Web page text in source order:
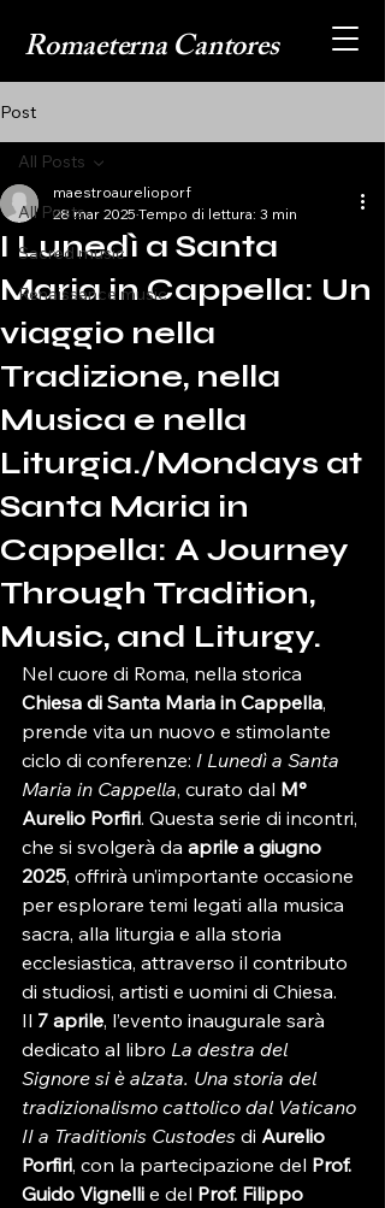
Romaeterna Cantores
Post
All Posts
Sacred music
Renaissance music
All Posts
I Lunedì a Santa
Maria in Cappella: Un
viaggio nella
Tradizione, nella
Musica e nella
Liturgia./Mondays at
Santa Maria in
Cappella: A Journey
Through Tradition,
Music, and Liturgy.
maestroaurelioporf
28 mar 2025 Tempo di lettura: 3 min
Nel cuore di Roma, nella storica
Chiesa di Santa Maria in Cappella,
prende vita un nuovo e stimolante
ciclo di conferenze: I Lunedì a Santa
Maria in Cappella, curato dal M°
Aurelio Porfiri. Questa serie di incontri,
che si svolgerà da aprile a giugno
2025, offrirà un’importante occasione
per esplorare temi legati alla musica
sacra, alla liturgia e alla storia
ecclesiastica, attraverso il contributo
di studiosi, artisti e uomini di Chiesa.
Il 7 aprile, l’evento inaugurale sarà
dedicato al libro La destra del
Signore si è alzata. Una storia del
tradizionalismo cattolico dal Vaticano
II a Traditionis Custodes di Aurelio
Porfiri, con la partecipazione del Prof.
Guido Vignelli e del Prof. Filippo